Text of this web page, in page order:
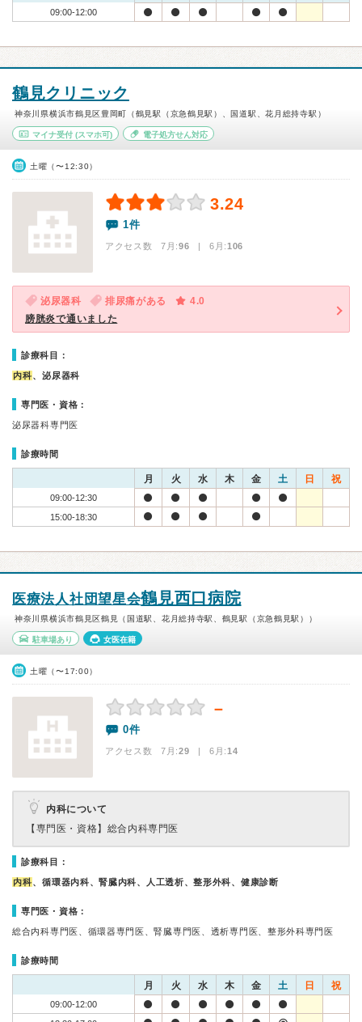
09:00-12:00
鶴見クリニック
神奈川県横浜市鶴見区豊岡町（鶴見駅（京急鶴見駅）、国道駅、花月総持寺駅）
マイナ受付 (スマホ可) 電子処方せん対応
土曜（〜12:30）
3.24
1件
アクセス数 7月:96 | 6月:106
泌尿器科 排尿痛がある
4.0
膀胱炎で通いました
診療科目：
内科、泌尿器科
専門医・資格：
泌尿器科専門医
診療時間
月 火 水 木 金 土 日 祝
09:00-12:30
15:00-18:30
医療法人社団望星会鶴見西口病院
神奈川県横浜市鶴見区鶴見（国道駅、花月総持寺駅、鶴見駅（京急鶴見駅））
駐車場あり 女医在籍
土曜（〜17:00）
－
0件
アクセス数 7月:29 | 6月:14
内科について
【専門医・資格】 総合内科専門医
診療科目：
内科、循環器内科、腎臓内科、人工透析、整形外科、健康診断
専門医・資格：
総合内科専門医、循環器専門医、腎臓専門医、透析専門医、整形外科専門医
診療時間
月 火 水 木 金 土 日 祝
09:00-12:00